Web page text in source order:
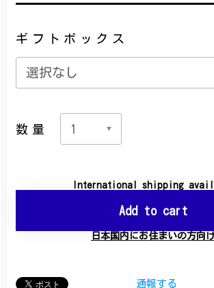
ギフトボックス
数量
International shipping
Add to cart
日本国内にお住まいの方向
通報する